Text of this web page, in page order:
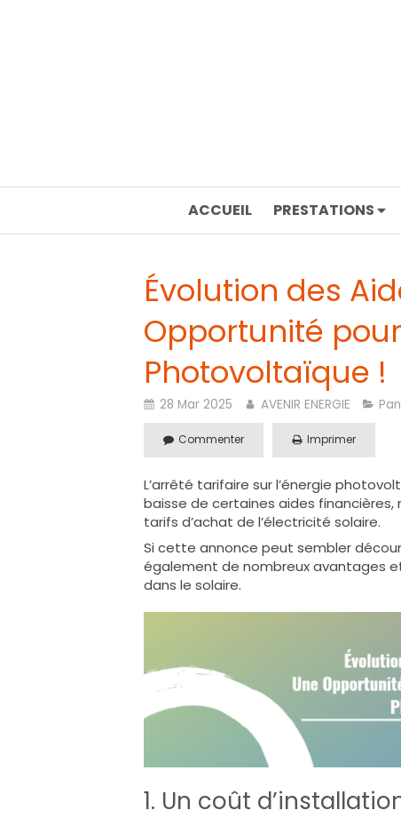
ACCUEIL PRESTATIONS
Évolution des
Opportunité
Photovoltaïque !
28 Mar 2025 AVENIR ENERGIE
Commenter Imprimer
L’arrêté tarifaire sur l’énergie
baisse de certaines aides
tarifs d’achat de l’électricité solaire.
Si cette annonce peut sembler
également de nombreux avantages
dans le solaire.
1. Un coût